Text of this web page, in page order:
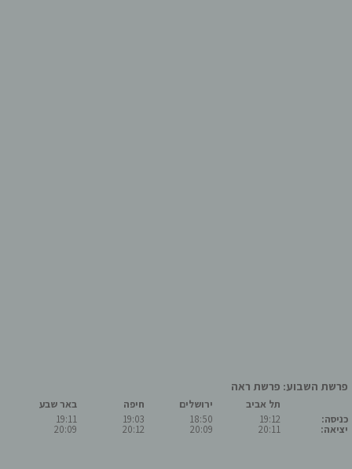
פרשת השבוע: פרשת ראה
כניסה:
יציאה:
תל אביב
19:12
20:11
ירושלים
18:50
20:09
חיפה
19:03
20:12
באר שבע
19:11
20:09